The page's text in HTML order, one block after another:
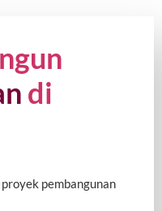
di
pembangunan